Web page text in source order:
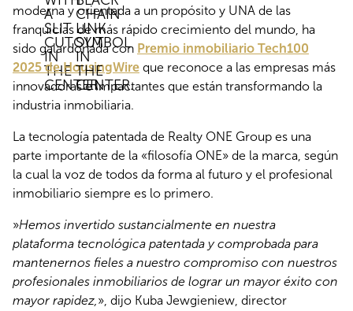
moderna y orientada a un propósito y UNA de las
franquicias de más rápido crecimiento del mundo, ha
sido galardonada con Premio inmobiliario Tech100
2025 de HousingWire que reconoce a las empresas más
innovadoras e impactantes que están transformando la
industria inmobiliaria.
La tecnología patentada de Realty ONE Group es una
parte importante de la «filosofía ONE» de la marca, según
la cual la voz de todos da forma al futuro y el profesional
inmobiliario siempre es lo primero.
»Hemos invertido sustancialmente en nuestra
plataforma tecnológica patentada y comprobada para
mantenernos fieles a nuestro compromiso con nuestros
profesionales inmobiliarios de lograr un mayor éxito con
mayor rapidez,», dijo Kuba Jewgieniew, director